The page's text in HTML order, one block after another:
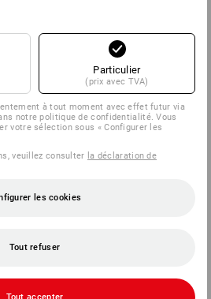
Particulier
(prix avec TVA)
à tout moment avec effet futur via
notre politique de confidentialité. Vous
votre sélection sous « Configurer les
veuillez consulter la déclaration de
les cookies
Tout refuser